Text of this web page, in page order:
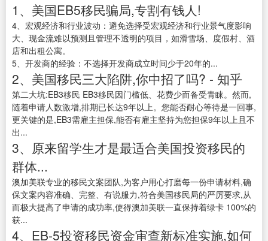
1、美国EB5移民骗局,专割有钱人!
4、宏观经济和行业波动：避免选择受宏观经济和行业景气度影响
大、现金流难以预测且管理不透明的项目，如滑雪场、度假村、酒
店和出租公寓。
5、开发商的经验：不选择开发商成立时间少于20年的...
2、美国移民三大陷阱,你中招了吗? - 知乎
第二大坑:EB3移民 EB3移民因门槛低、花费少而备受青睐。然而,
随着申请人数激增,排期已长达9年以上。您能否耐心等待是一回事,
更关键的是,EB3需雇主担保,能否有雇主坚持为您担保9年以上且不
出...
3、原来留学生才是最适合美国投资移民的
群体...
澳加美联专业的移民文案团队,为客户用心打磨每一份申请材料,确
保文案内容准确、完整、有说服力,符合美国移民局的严厉要求,从
而极大提高了申请的成功率,使得澳加美联一直保持着绿卡 100%的
获...
4、EB-5投资移民资金审查新标准实施,如何